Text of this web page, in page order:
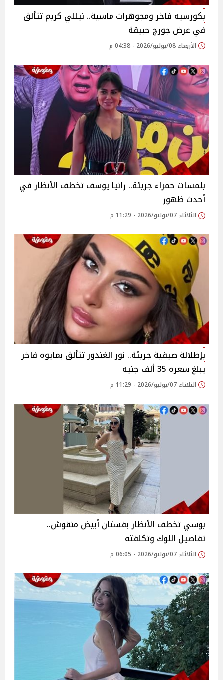
بكورسيه فاخر ومجوهرات ماسية.. نيللي كريم تتألق
في عرض جورج حبيقة
الأربعاء 08/يوليو/2026 - 04:38 م
بلمسات حمراء جريئة.. رانيا يوسف تخطف الأنظار في
أحدث ظهور
الثلاثاء 07/يوليو/2026 - 11:29 م
بإطلالة صيفية جريئة.. نور الغندور تتألق بمايوه فاخر
يبلغ سعره 35 ألف جنيه
الثلاثاء 07/يوليو/2026 - 11:29 م
بوسي تخطف الأنظار بفستان أبيض منقوش..
تفاصيل اللوك وتكلفته
الثلاثاء 07/يوليو/2026 - 06:05 م